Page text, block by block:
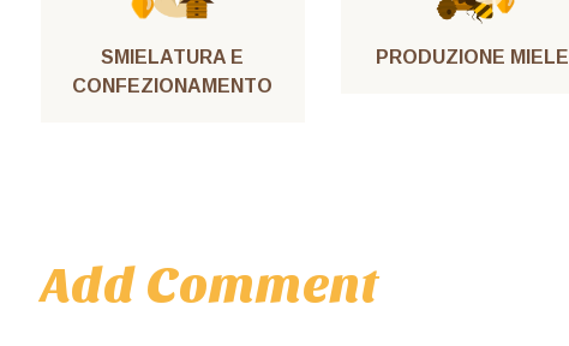
SMIELATURA E
CONFEZIONAMENTO
PRODUZIONE MIELE
Add Comment